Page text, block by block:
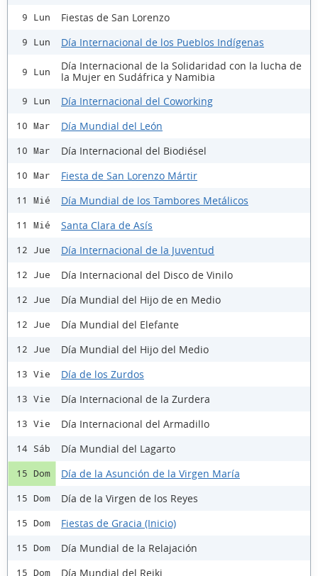
9 Lun Fiestas de San Lorenzo
9 Lun Día Internacional de los Pueblos Indígenas
9 Lun
Día Internacional de la Solidaridad con la lucha de
la Mujer en Sudáfrica y Namibia
9 Lun Día Internacional del Coworking
10 Mar Día Mundial del León
10 Mar Día Internacional del Biodiésel
10 Mar Fiesta de San Lorenzo Mártir
11 Mié Día Mundial de los Tambores Metálicos
11 Mié Santa Clara de Asís
12 Jue Día Internacional de la Juventud
12 Jue Día Internacional del Disco de Vinilo
12 Jue Día Mundial del Hijo de en Medio
12 Jue Día Mundial del Elefante
12 Jue Día Mundial del Hijo del Medio
13 Vie Día de los Zurdos
13 Vie Día Internacional de la Zurdera
13 Vie Día Internacional del Armadillo
14 Sáb Día Mundial del Lagarto
15 Dom Día de la Asunción de la Virgen María
15 Dom Día de la Virgen de los Reyes
15 Dom Fiestas de Gracia (Inicio)
15 Dom Día Mundial de la Relajación
15 Dom Día Mundial del Reiki